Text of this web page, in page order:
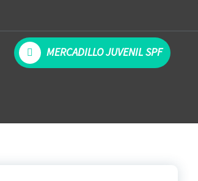
MERCADILLO JUVENIL SPF